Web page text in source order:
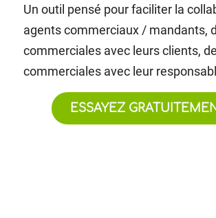
Un outil pensé pour faciliter la
agents commerciaux / mandants,
commerciales avec leurs clients,
commerciales avec leur
ESSAYEZ